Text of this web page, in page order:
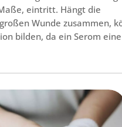
eintritt. Hängt die
Wunde zusammen,
bilden, da ein Serom